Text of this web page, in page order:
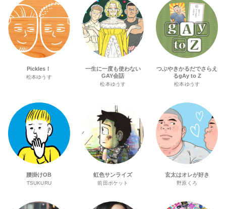
Pickles！
松本ゆうす
一生に一度も使わない
GAY会話
松本ゆうす
つぶやきかるだでさらえ
るgAy to Z
松本ゆうす
腰掛けOB
TSUKURU
虹色サンライズ
前田ポケット
玄太はオレが好き
野原くろ